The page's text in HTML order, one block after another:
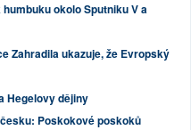
okolo Sputniku V a
Zahradila ukazuje, že Evropský
Hegelovy dějiny
Poskokové poskoků